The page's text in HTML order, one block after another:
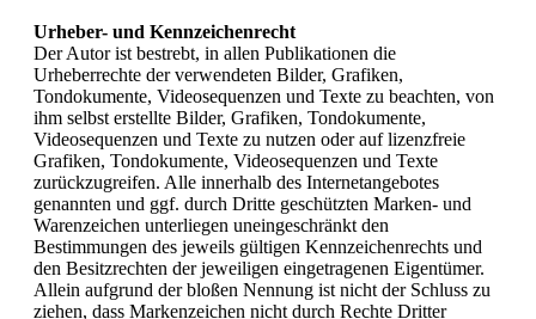
Urheber- und Kennzeichenrecht
Der Autor ist bestrebt, in allen Publikationen die
Urheberrechte der verwendeten Bilder, Grafiken,
Tondokumente, Videosequenzen und Texte zu beachten, von
ihm selbst erstellte Bilder, Grafiken, Tondokumente,
Videosequenzen und Texte zu nutzen oder auf lizenzfreie
Grafiken, Tondokumente, Videosequenzen und Texte
zurückzugreifen. Alle innerhalb des Internetangebotes
genannten und ggf. durch Dritte geschützten Marken- und
Warenzeichen unterliegen uneingeschränkt den
Bestimmungen des jeweils gültigen Kennzeichenrechts und
den Besitzrechten der jeweiligen eingetragenen Eigentümer.
Allein aufgrund der bloßen Nennung ist nicht der Schluss zu
ziehen, dass Markenzeichen nicht durch Rechte Dritter